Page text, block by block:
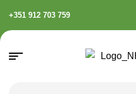
+351 912 703 759